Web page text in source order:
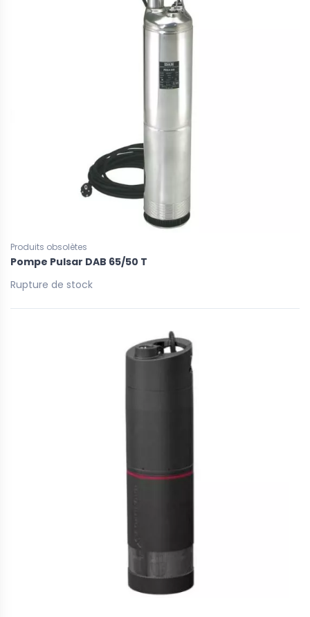
Produits obsolètes
Pompe Pulsar DAB 65/50 T
Rupture de stock